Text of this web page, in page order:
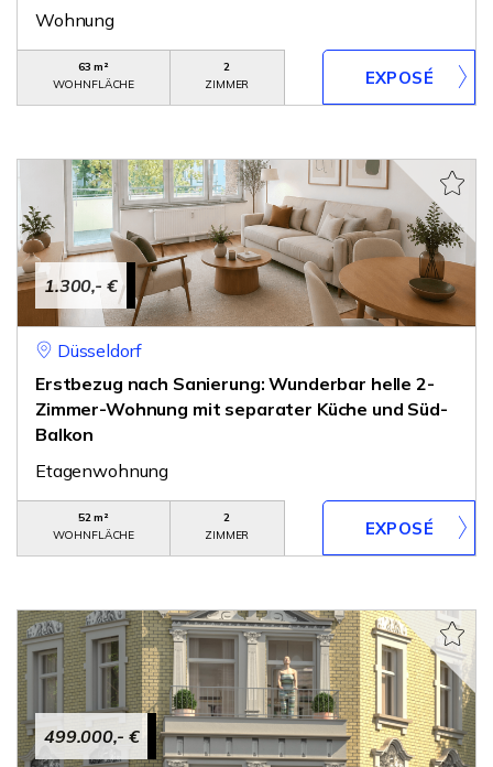
Wohnung
63 m²
WOHNFLÄCHE
2
ZIMMER
1.300,- €
Düsseldorf
Erstbezug nach Sanierung: Wunderbar helle 2-
Zimmer-Wohnung mit separater Küche und Süd-
Balkon
Etagenwohnung
52 m²
WOHNFLÄCHE
2
ZIMMER
499.000,- €